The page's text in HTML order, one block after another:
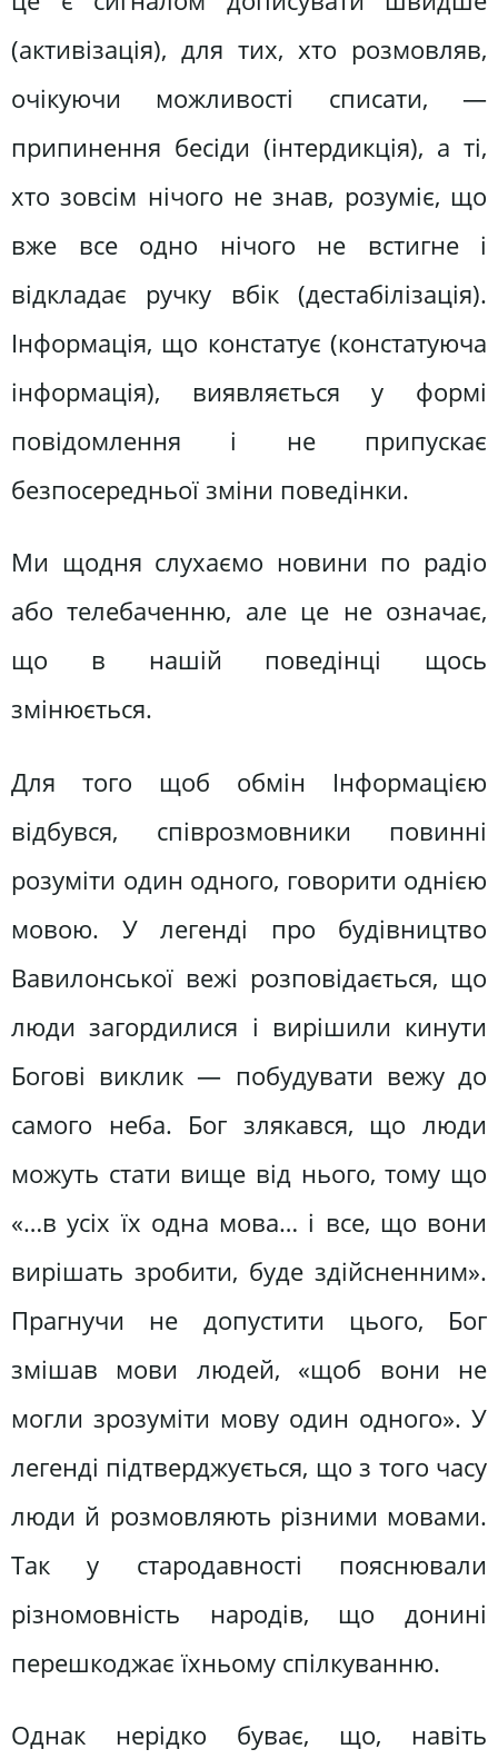
(активізація), для тих, хто розмовляв,
очікуючи можливості списати, —
припинення бесіди (інтердикція), а ті,
хто зовсім нічого не знав, розуміє, що
вже все одно нічого не встигне і
відкладає ручку вбік (дестабілізація).
Інформація, що констатує (констатуюча
інформація), виявляється у формі
повідомлення і не припускає
безпосередньої зміни поведінки.
Ми щодня слухаємо новини по радіо
або телебаченню, але це не означає,
що в нашій поведінці щось
змінюється.
Для того щоб обмін Інформацією
відбувся, співрозмовники повинні
розуміти один одного, говорити однією
мовою. У легенді про будівництво
Вавилонської вежі розповідається, що
люди загордилися і вирішили кинути
Богові виклик — побудувати вежу до
самого неба. Бог злякався, що люди
можуть стати вище від нього, тому що
«…в усіх їх одна мова… і все, що вони
вирішать зробити, буде здійсненним».
Прагнучи не допустити цього, Бог
змішав мови людей, «щоб вони не
могли зрозуміти мову один одного». У
легенді підтверджується, що з того часу
люди й розмовляють різними мовами.
Так у стародавності пояснювали
різномовність народів, що донині
перешкоджає їхньому спілкуванню.
Однак нерідко буває, що, навіть